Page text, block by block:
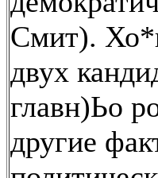
Смит).
двух
главн)Ьо
другие